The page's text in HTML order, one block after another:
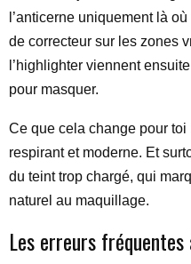
l’anticerne uniquement là
de correcteur sur les zones
l’highlighter viennent
pour masquer.
Ce que cela change pour toi
respirant et moderne. Et
du teint trop chargé, qui
naturel au maquillage.
Les erreurs